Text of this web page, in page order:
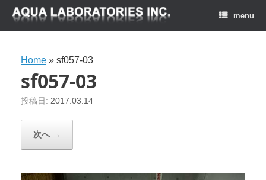
menu
Home » sf057-03
sf057-03
投稿日: 2017.03.14
次へ →